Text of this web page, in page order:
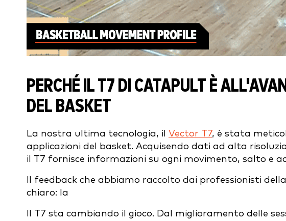
PERCHÉ IL T7 DI CATAPULT È
DEL BASKET
La nostra ultima tecnologia, il Vector T7, è stata
applicazioni del basket. Acquisendo dati ad alta
il T7 fornisce informazioni su ogni movimento, salto e
Il feedback che abbiamo raccolto dai professionisti
chiaro: la
Il T7 sta cambiando il gioco. Dal miglioramento delle